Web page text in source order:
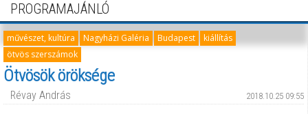
PROGRAMAJÁNLÓ
művészet, kultúra Nagyházi Galéria Budapest
kiállítás
ötvös szerszámok
Ötvösök öröksége
Révay András 2018.10.25 09:55